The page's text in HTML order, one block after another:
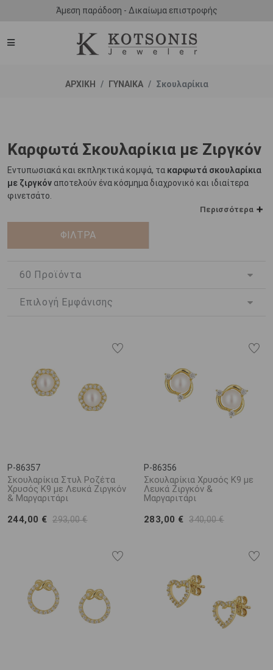
Άμεση παράδοση - Δικαίωμα επιστροφής
ΑΡΧΙΚΗ ΓΥΝΑΙΚΑ Σκουλαρίκια
Καρφωτά Σκουλαρίκια με Ζιργκόν
Εντυπωσιακά και εκπληκτικά κομψά, τα καρφωτά σκουλαρίκια
με ζιργκόν αποτελούν ένα κόσμημα διαχρονικό και ιδιαίτερα
φινετσάτο.
Διατίθενται σε μια πληθώρα σχεδιασμών και μοτίβο, τα
καρφωτά σκουλαρίκια που κοσμούνται από ζιργκόν
αποτελούν ένα κόσμημα που μπορεί να φορεθεί κάθε στιγμή της
πρωινές εμφανίσεις, για βραδινές εξόδους αλλά και για
ζιργκόν , εξαιτίας της σταθερής τοποθέτησης και θέσης τους
αλλά και της υπέροχης εμφάνισης τους, αποτελούν ένα κόσμημα
Με πιο κλασικές σχεδιαστικές γραμμές αλλά και σχήματα, αλλά
σκουλαρίκια
που κοσμούνται από λευκά αλλά και πολύχρωμα
ζιργκόν, αποτελούν ένα κόσμημα που κάθε γυναίκα θα
απολάμβανε να διαθέτει στη συλλογή της.
Περισσότερα
ΦΙΛΤΡΑ
P-86357
Σκουλαρίκια Στυλ Ροζέτα
Χρυσός Κ9 με Λευκά Ζιργκόν
& Μαργαριτάρι
244,00 € 293,00 €
P-86356
Σκουλαρίκια Χρυσός K9 με
Λευκά Ζιργκόν &
Μαργαριτάρι
283,00 € 340,00 €